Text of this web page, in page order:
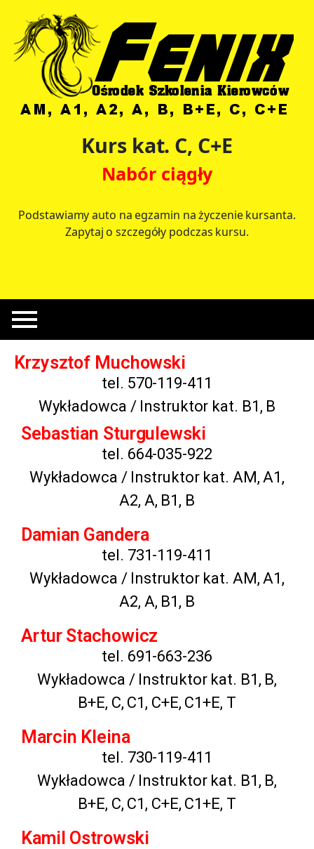
Kurs kat. C, C+E
Nabór ciągły
Podstawiamy auto na egzamin na życzenie kursanta.
Zapytaj o szczegóły podczas kursu.
Krzysztof Muchowski
tel. 570-119-411
Wykładowca / Instruktor kat. B1, B
Sebastian Sturgulewski
tel. 664-035-922
Wykładowca / Instruktor kat. AM, A1,
A2, A, B1, B
Damian Gandera
tel. 731-119-411
Wykładowca / Instruktor kat. AM, A1,
A2, A, B1, B
Artur Stachowicz
tel. 691-663-236
Wykładowca / Instruktor kat. B1, B,
B+E, C, C1, C+E, C1+E, T
Marcin Kleina
tel. 730-119-411
Wykładowca / Instruktor kat. B1, B,
B+E, C, C1, C+E, C1+E, T
Kamil Ostrowski